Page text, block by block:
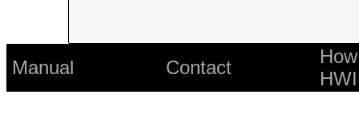
Manual Contact